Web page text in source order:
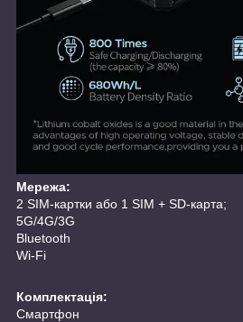
Мережа:
2 SIM-картки або 1 SIM + SD-карта;
5G/4G/3G
Bluetooth
Wi-Fi
Комплектація:
Смартфон